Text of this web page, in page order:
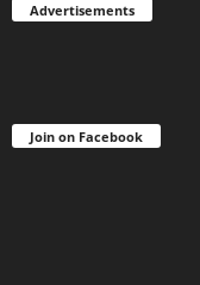
Advertisements
Join on Facebook